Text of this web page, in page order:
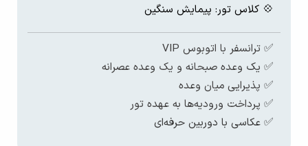
💠 کلاس تور: پیمایش سنگین
✅ ترانسفر با اتوبوس VIP
✅ یک وعده صبحانه و یک وعده عصرانه
✅ پذیرایی میان وعده
✅ پرداخت ورودیه‌ها به عهده تور
✅ عکاسی با دوربین حرفه‌ای